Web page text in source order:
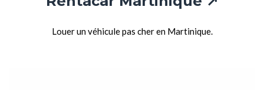
Louer un véhicule pas cher en Martinique.